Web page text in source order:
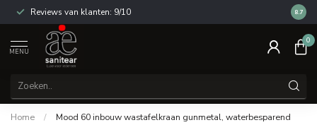
Reviews van klanten: 9/10 14
8.7
MENU
0
Home / Mood 60 inbouw wastafelkraan gunmetal, waterbesparend